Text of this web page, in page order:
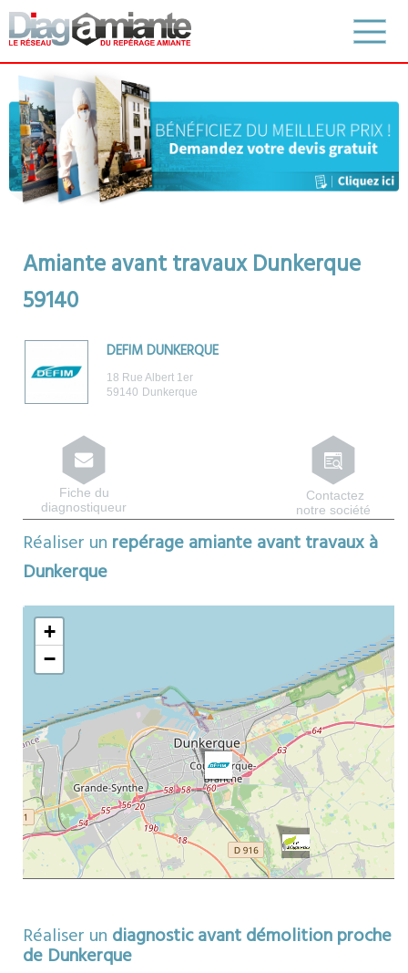
Amiante avant travaux Dunkerque
59140
DEFIM DUNKERQUE
18 Rue Albert 1er
59140 Dunkerque
Contactez
notre société
Fiche du
diagnostiqueur
Réaliser un repérage amiante avant travaux à
Dunkerque
+
−
Réaliser un diagnostic avant démolition proche
de Dunkerque